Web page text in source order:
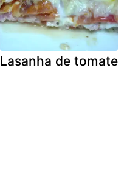
Lasanha de tomate